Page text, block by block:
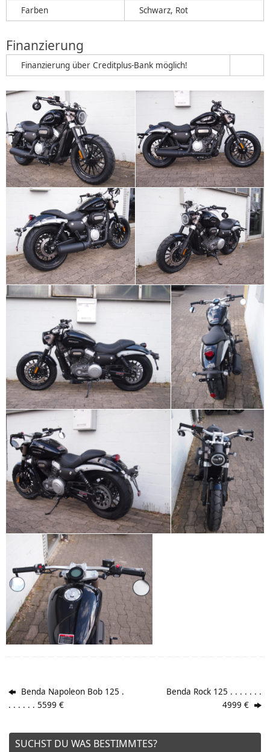
Farben
Schwarz, Rot
Finanzierung
Finanzierung über Creditplus-Bank möglich!
Benda Napoleon Bob 125 .
. . . . . . 5599 €
Benda Rock 125 . . . . . . .
4999 €
SUCHST DU WAS BESTIMMTES?